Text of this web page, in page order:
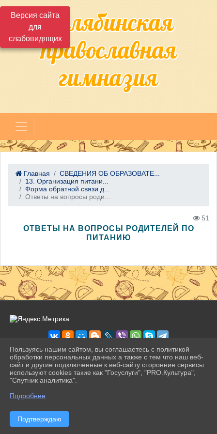
Версия сайта
для
слабовидящихЧелябинская
православная
гимназия
Главная
СВЕДЕНИЯ ОБ ОБРАЗОВАТЕ...
13. Организация питани...
Форма обратной связи д...
Ответы на вопросы роди...
51
ОТВЕТЫ НА ВОПРОСЫ РОДИТЕЛЕЙ ПО
ПИТАНИЮ
2026 г. pravogimn.ru
Вход
Карта сайта
Сделано на KubCMS
Разработка и поддержка
Пользуясь нашим сайтом, вы соглашаетесь с политикой
обработки персональных данных а также с тем что наш веб-
сайт и другие подключенные к веб-сайту сторонние сервисы
используют cookies такие как "Госуслуги", "PRO.Культура",
"Спутник аналитика".
Подробнее
Подтверждаю